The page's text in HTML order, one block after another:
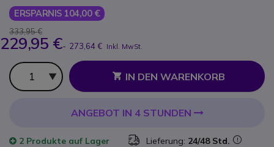
ERSPARNIS 104,00 €
333,95 €
229,95 €- 273,64 € Inkl. MwSt.
Anzahl
IN DEN WARENKORB
ANGEBOT IN 4 STUNDEN
2 Produkte auf Lager Lieferung: 24/48 Std.